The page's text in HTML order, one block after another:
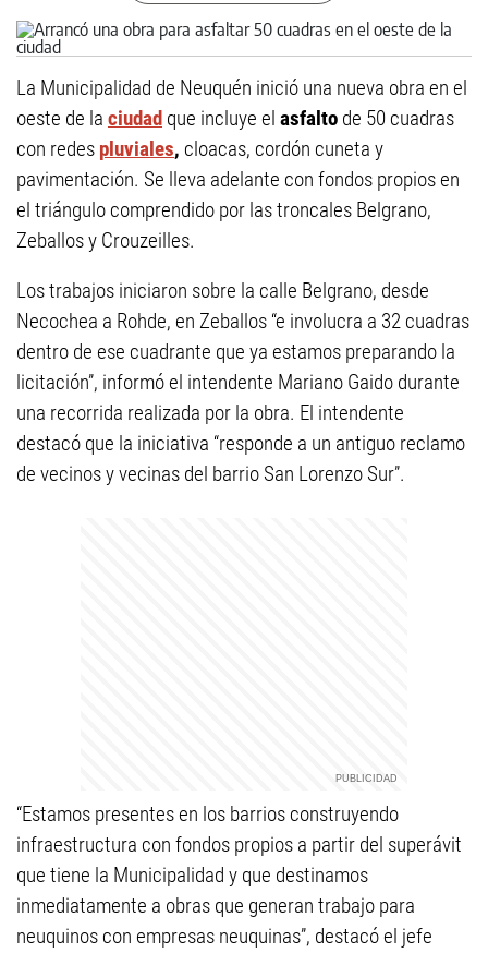
La Municipalidad de Neuquén inició una nueva obra en el
oeste de la ciudad que incluye el asfalto de 50 cuadras
con redes pluviales, cloacas, cordón cuneta y
pavimentación. Se lleva adelante con fondos propios en
el triángulo comprendido por las troncales Belgrano,
Zeballos y Crouzeilles.
Los trabajos iniciaron sobre la calle Belgrano, desde
Necochea a Rohde, en Zeballos “e involucra a 32 cuadras
dentro de ese cuadrante que ya estamos preparando la
licitación”, informó el intendente Mariano Gaido durante
una recorrida realizada por la obra. El intendente
destacó que la iniciativa “responde a un antiguo reclamo
de vecinos y vecinas del barrio San Lorenzo Sur”.
“Estamos presentes en los barrios construyendo
infraestructura con fondos propios a partir del superávit
que tiene la Municipalidad y que destinamos
inmediatamente a obras que generan trabajo para
neuquinos con empresas neuquinas”, destacó el jefe